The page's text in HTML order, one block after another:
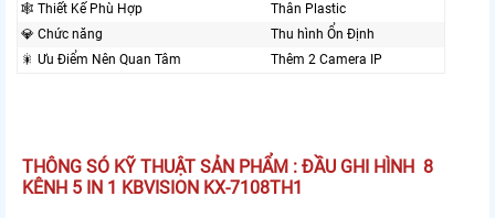
🕸️ Thiết Kế Phù Hợp
Thân Plastic
💎 Chức năng
Thu hình Ổn Định
🎇 Ưu Điểm Nên Quan Tâm
Thêm 2 Camera IP
THÔNG SÓ KỸ THUẬT SẢN PHẨM : ĐẦU GHI HÌNH 8
KÊNH 5 IN 1 KBVISION KX-7108TH1